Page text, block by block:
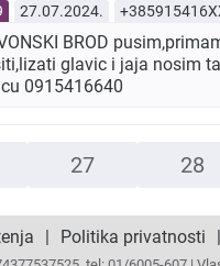
27.07.2024.
BROD
glavic i jaja nosim
0915416640
27 28
| Politika privatnosti |